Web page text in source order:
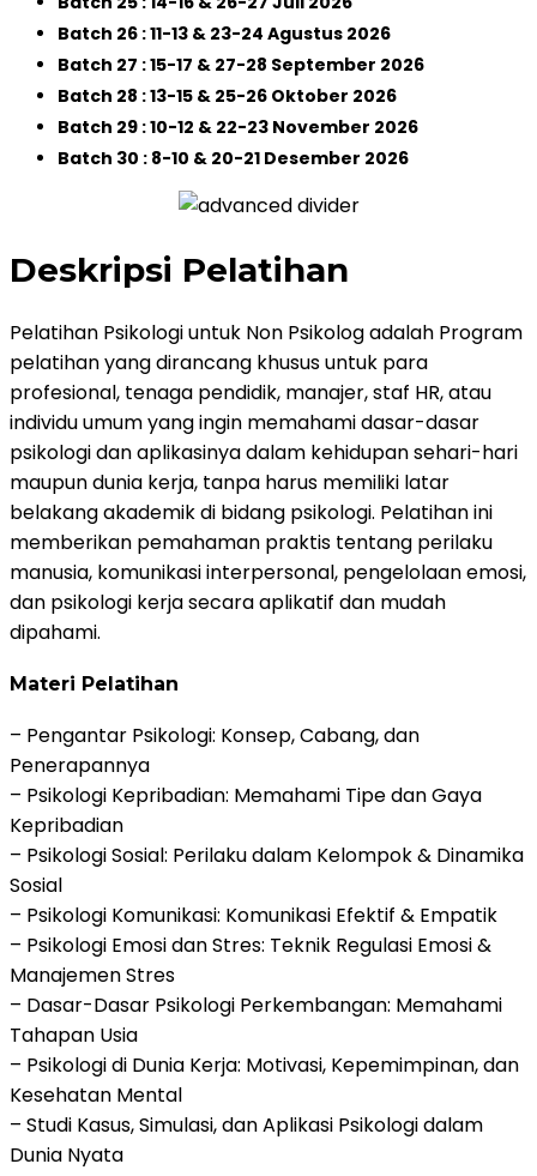
Batch 26 : 11-13 & 23-24 Agustus 2026
Batch 27 : 15-17 & 27-28 September 2026
Batch 28 : 13-15 & 25-26 Oktober 2026
Batch 29 : 10-12 & 22-23 November 2026
Batch 30 : 8-10 & 20-21 Desember 2026
Deskripsi Pelatihan
Pelatihan Psikologi untuk Non Psikolog adalah Program
pelatihan yang dirancang khusus untuk para
profesional, tenaga pendidik, manajer, staf HR, atau
individu umum yang ingin memahami dasar-dasar
psikologi dan aplikasinya dalam kehidupan sehari-hari
maupun dunia kerja, tanpa harus memiliki latar
belakang akademik di bidang psikologi. Pelatihan ini
memberikan pemahaman praktis tentang perilaku
manusia, komunikasi interpersonal, pengelolaan emosi,
dan psikologi kerja secara aplikatif dan mudah
dipahami.
Materi Pelatihan
– Pengantar Psikologi: Konsep, Cabang, dan
Penerapannya
– Psikologi Kepribadian: Memahami Tipe dan Gaya
Kepribadian
– Psikologi Sosial: Perilaku dalam Kelompok & Dinamika
Sosial
– Psikologi Komunikasi: Komunikasi Efektif & Empatik
– Psikologi Emosi dan Stres: Teknik Regulasi Emosi &
Manajemen Stres
– Dasar-Dasar Psikologi Perkembangan: Memahami
Tahapan Usia
– Psikologi di Dunia Kerja: Motivasi, Kepemimpinan, dan
Kesehatan Mental
– Studi Kasus, Simulasi, dan Aplikasi Psikologi dalam
Dunia Nyata